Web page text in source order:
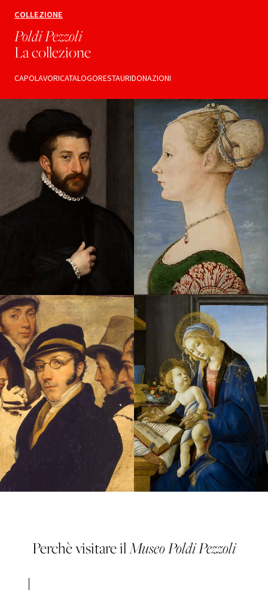
COLLEZIONE
Poldi Pezzoli
La collezione
CAPOLAVORICATALOGORESTAURIDONAZIONI
Perchè visitare ilMuseoPoldi Pezzoli